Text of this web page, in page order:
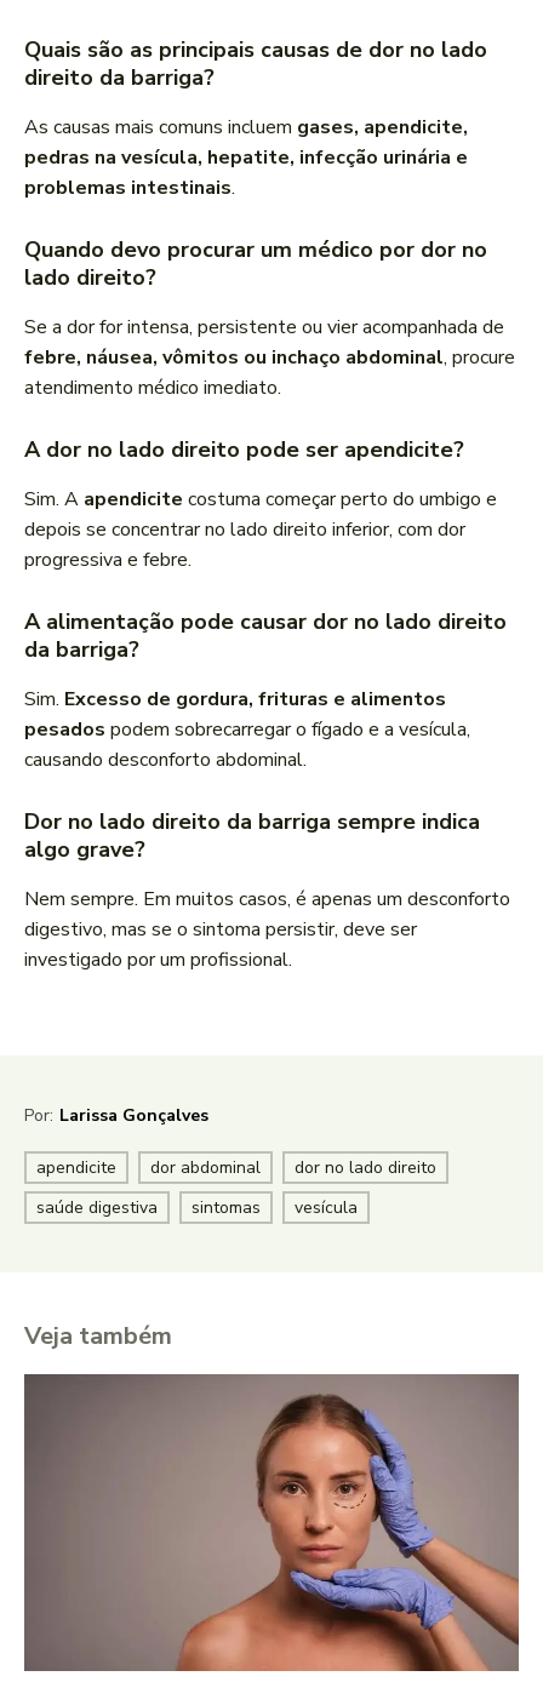
Quais são as principais causas de dor no lado
direito da barriga?
As causas mais comuns incluem gases, apendicite,
pedras na vesícula, hepatite, infecção urinária e
problemas intestinais.
Quando devo procurar um médico por dor no
lado direito?
Se a dor for intensa, persistente ou vier acompanhada de
febre, náusea, vômitos ou inchaço abdominal, procure
atendimento médico imediato.
A dor no lado direito pode ser apendicite?
Sim. A apendicite costuma começar perto do umbigo e
depois se concentrar no lado direito inferior, com dor
progressiva e febre.
A alimentação pode causar dor no lado direito
da barriga?
Sim. Excesso de gordura, frituras e alimentos
pesados podem sobrecarregar o fígado e a vesícula,
causando desconforto abdominal.
Dor no lado direito da barriga sempre indica
algo grave?
Nem sempre. Em muitos casos, é apenas um desconforto
digestivo, mas se o sintoma persistir, deve ser
investigado por um profissional.
Por: Larissa Gonçalves
apendicite dor abdominal
dor no lado direito
saúde digestiva
sintomas vesícula
Veja também